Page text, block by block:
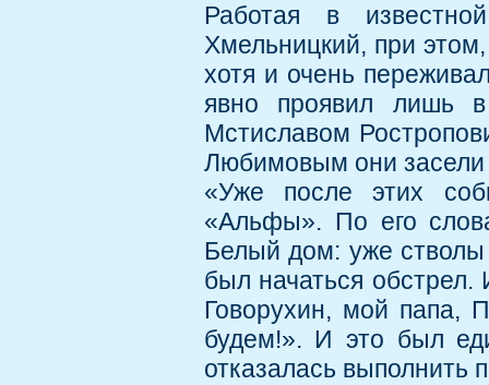
Работая в
Хмельницкий, при
хотя и очень
явно проявил лишь
Мстиславом
Любимовым они
«Уже после этих
«Альфы». По его
Белый дом: уже
был начаться обстрел.
Говорухин, мой папа,
будем!». И это был
отказалась выполнить